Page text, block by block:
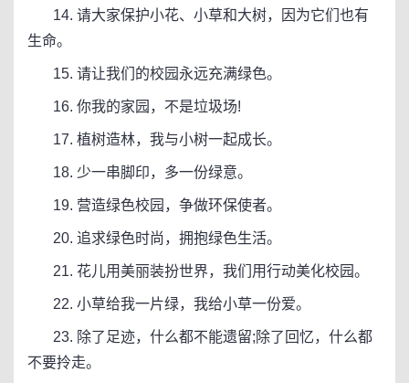
14. 请大家保护小花、小草和大树，因为它们也有
生命。
15. 请让我们的校园永远充满绿色。
16. 你我的家园，不是垃圾场!
17. 植树造林，我与小树一起成长。
18. 少一串脚印，多一份绿意。
19. 营造绿色校园，争做环保使者。
20. 追求绿色时尚，拥抱绿色生活。
21. 花儿用美丽装扮世界，我们用行动美化校园。
22. 小草给我一片绿，我给小草一份爱。
23. 除了足迹，什么都不能遗留;除了回忆，什么都
不要拎走。